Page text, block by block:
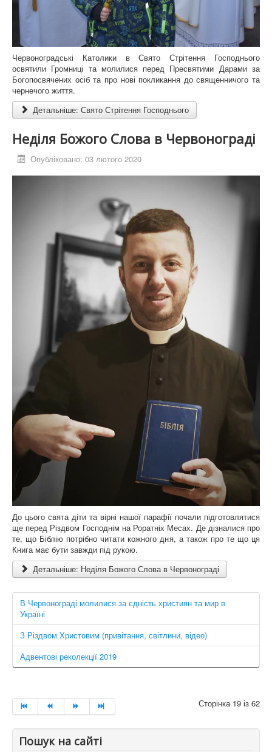
Червоноградські Католики в Свято Стрітення Господнього
освятили Громниці та молилися перед Пресвятими Дарами за
Богопосвячених осіб та про нові покликання до священничого та
чернечого життя.
Детальніше: Свято Стрітення Господнього
Неділя Божого Слова в Червонограді
Опубліковано: 03 лютого 2020
До цього свята діти та вірні нашої парафії почали підготовлятися
ще перед Різдвом Господнім на Роратніх Месах. Де дізналися про
те, що Біблію потрібно читати кожного дня, а також про те що ця
Книга має бути завжди під рукою.
Детальніше: Неділя Божого Слова в Червонограді
В Червонограді молилися за єдність християн та мир в
Україні
З Різдвом Христовим (привітання, світлини, відео)
Адвентові реколекції 2019
Сторінка 19 із 62
Пошук на сайті